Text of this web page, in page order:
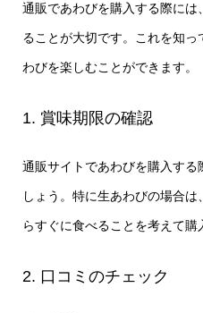
通販であわびを購入する際に
ることが大切です。これを知
わびを楽しむことができます。
1. 賞味期限の確認
通販サイトであわびを購入する
しょう。特に生あわびの場合
らすぐに食べることを考えて購
2. 口コミのチェック